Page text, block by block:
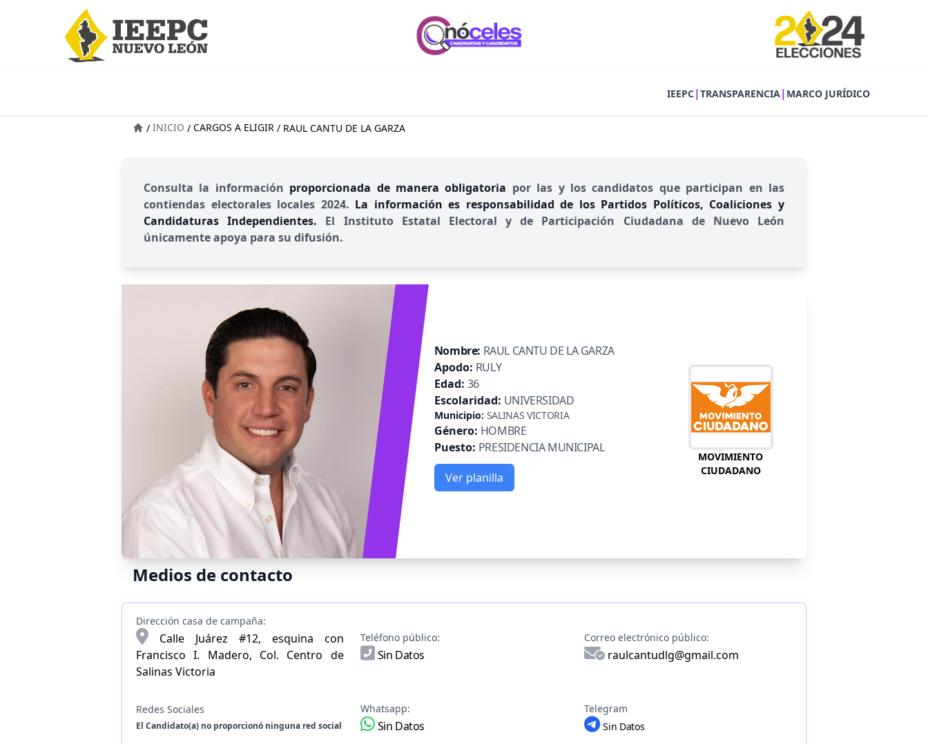
IEEPC|TRANSPARENCIA| MARCO JURÍDICO
/ INICIO / CARGOS A ELIGIR / RAUL CANTU DE LA GARZA
Consulta la información proporcionada de manera obligatoria por las y los candidatos que participan en las
contiendas electorales locales 2024. La información es responsabilidad de los Partidos Políticos, Coaliciones y
Candidaturas Independientes. El Instituto Estatal Electoral y de Participación Ciudadana de Nuevo León
únicamente apoya para su difusión.
Nombre: RAUL CANTU DE LA GARZA
Apodo: RULY
Edad: 36
Escolaridad: UNIVERSIDAD
Municipio: SALINAS VICTORIA
Género: HOMBRE
Puesto: PRESIDENCIA MUNICIPAL
Ver planilla
MOVIMIENTO
CIUDADANO
Medios de contacto
Dirección casa de campaña:
Calle Juárez #12, esquina con
Francisco I. Madero, Col. Centro de
Salinas Victoria
Teléfono público:
Sin Datos
Correo electrónico público:
raulcantudlg@gmail.com
Redes Sociales
El Candidato(a) no proporcionó ninguna red social
Whatsapp:
Sin Datos
Telegram
Sin Datos